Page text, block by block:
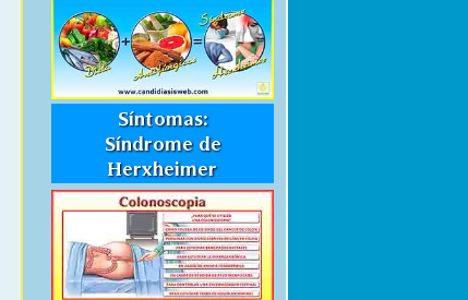
Síntomas:
Síndrome de
Herxheimer